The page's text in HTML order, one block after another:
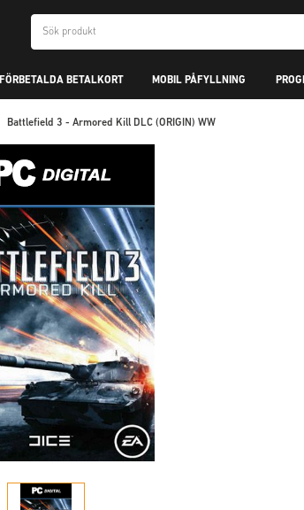
FÖRBETALDA BETALKORT MOBIL PÅFYLLNING
Battlefield 3 - Armored Kill DLC (ORIGIN) WW